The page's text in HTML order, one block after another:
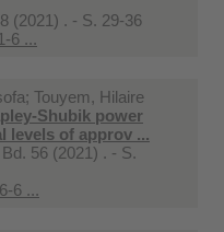
(2021) . - S. 29-36
6 ...
Touyem, Hilaire
Shubik power
levels of approv ...
56 (2021) . - S.
6 ...